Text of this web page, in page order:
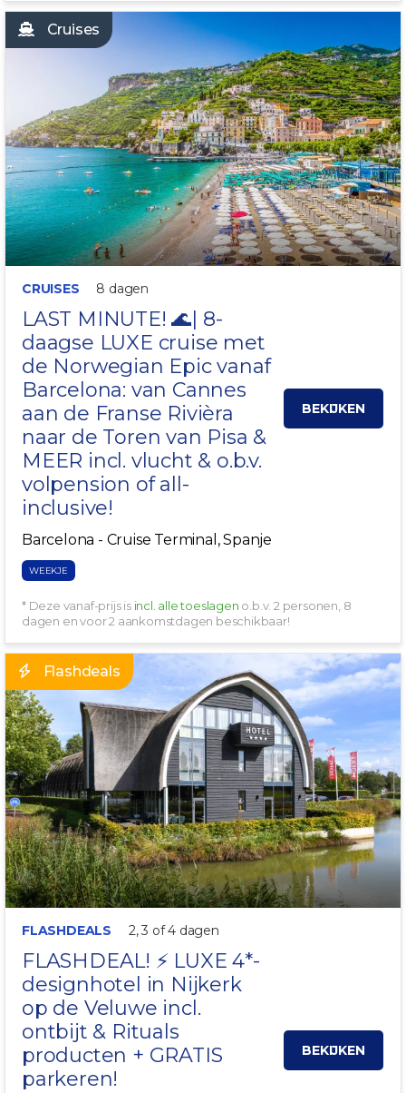
Cruises
LAST MINUTE!
CRUISES 8 dagen
LAST MINUTE! 🌊| 8-
daagse LUXE cruise met
de Norwegian Epic vanaf
Barcelona: van Cannes
aan de Franse Rivièra
naar de Toren van Pisa &
MEER incl. vlucht & o.b.v.
volpension of all-
inclusive!
Barcelona - Cruise Terminal, Spanje
WEEKJE
BEKIJKEN
* Deze vanaf-prijs is incl. alle toeslagen o.b.v. 2 personen, 8
dagen en voor 2 aankomstdagen beschikbaar!
Flashdeals
GRATIS PARKEREN!
FLASHDEALS 2, 3 of 4 dagen
FLASHDEAL! ⚡ LUXE 4*-
designhotel in Nijkerk
op de Veluwe incl.
ontbijt & Rituals
producten + GRATIS
parkeren!
BEKIJKEN